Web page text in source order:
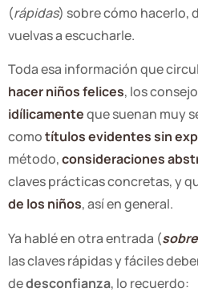
(rápidas) sobre cómo hacerlo,
vuelvas a escucharle.
Toda esa información que
hacer niños felices, los
idílicamenteque suenan muy
comotítulos evidentes sin
método,consideraciones
claves prácticas concretas, y
de los niños, así en general.
Ya hablé en otra entrada (
las claves rápidas y fáciles
dedesconfianza, lo recuerdo: